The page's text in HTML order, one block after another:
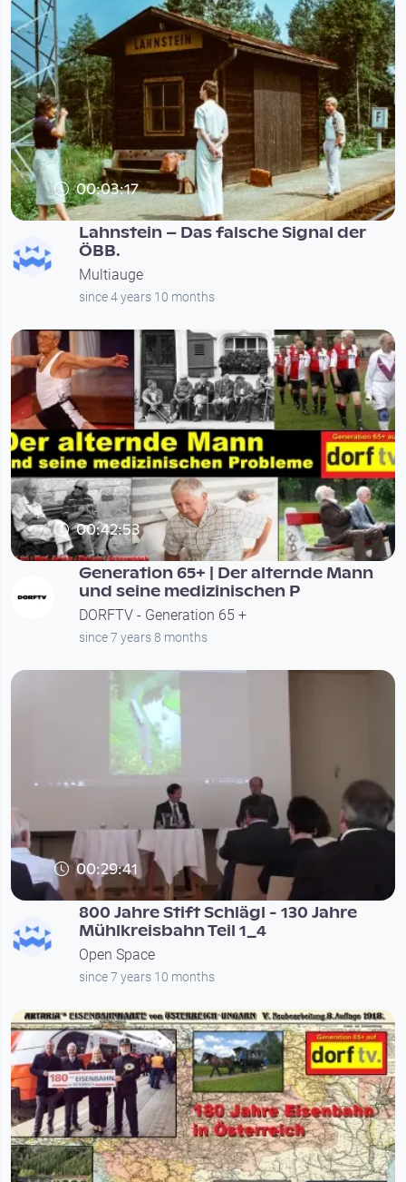
00:03:17
Lahnstein – Das falsche Signal der
ÖBB.
Multiauge
since 4 years 10 months
00:42:53
Generation 65+ | Der alternde Mann
und seine medizinischen P
DORFTV - Generation 65 +
since 7 years 8 months
00:29:41
800 Jahre Stift Schlägl - 130 Jahre
Mühlkreisbahn Teil 1_4
Open Space
since 7 years 10 months